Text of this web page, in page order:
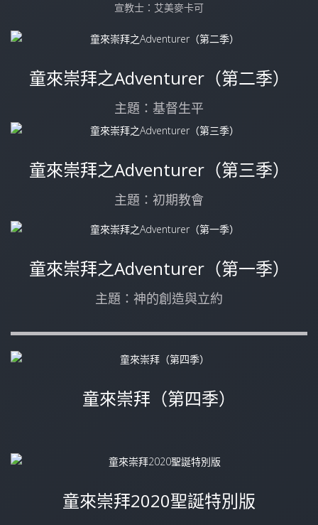
宣教士：艾美麥卡可
童來崇拜之Adventurer（第二季）
主題：基督生平
童來崇拜之Adventurer（第三季）
主題：初期教會
童來崇拜之Adventurer（第一季）
主題：神的創造與立約
童來崇拜（第四季）
童來崇拜2020聖誕特別版